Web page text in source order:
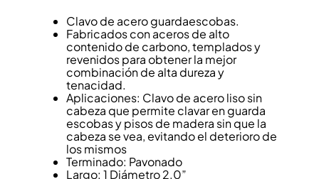
Clavo de acero guardaescobas.
Fabricados con aceros de alto
contenido de carbono, templados y
revenidos para obtener la mejor
combinación de alta dureza y
tenacidad.
Aplicaciones: Clavo de acero liso sin
cabeza que permite clavar en guarda
escobas y pisos de madera sin que la
cabeza se vea, evitando el deterioro de
los mismos
Terminado: Pavonado
Largo: 1 Diámetro 2.0”